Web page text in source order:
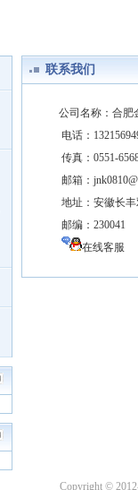
联系我们
公司名称：合肥
电话：
传真：0551-
邮箱：
地址：安徽长丰
邮编：230041
在线客服
Copyright ©